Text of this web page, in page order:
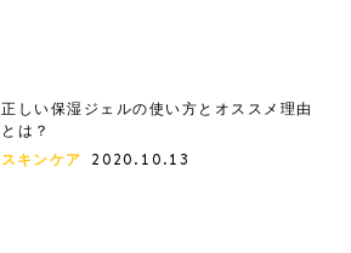
正しい保湿ジェルの使い方とオススメ理由
とは？
スキンケア
2020.10.13